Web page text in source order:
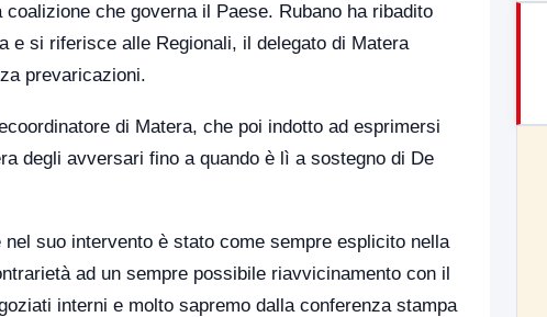
che governa il Paese. Rubano ha ribadito
e si riferisce alle Regionali, il delegato di Matera
prevaricazioni.
di Matera, che poi indotto ad esprimersi
degli avversari fino a quando è lì a sostegno di De
suo intervento è stato come sempre esplicito nella
ad un sempre possibile riavvicinamento con il
interni e molto sapremo dalla conferenza stampa